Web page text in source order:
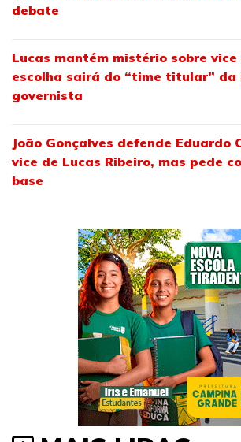
debate
Lucas mantém mistério sobre
escolha sairá do “time titular” da
governista
João Gonçalves defende Eduardo
vice de Lucas Ribeiro, mas pede
base